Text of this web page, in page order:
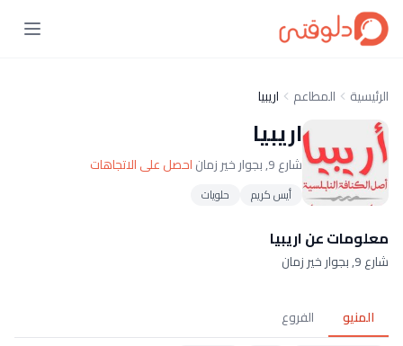
الرئيسية المطاعم اريبيا
اريبيا
شارع 9, بجوار خير زمان احصل على الاتجاهات
أيس كريم حلويات
معلومات عن اريبيا
شارع 9, بجوار خير زمان
المنيو الفروع